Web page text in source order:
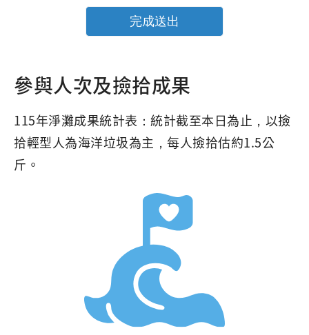
參與人次及撿拾成果
115年淨灘成果統計表：統計截至本日為止，以撿
拾輕型人為海洋垃圾為主，每人撿拾估約1.5公
斤。